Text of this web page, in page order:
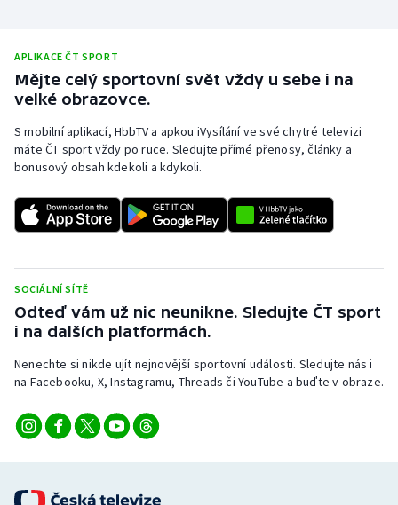
Ragby
Rychlobruslení
Rychlostní kanoistika
Short track
Stolní tenis
Triatlon
Veslování
Vodní slalom
Volejbal
APLIKACE ČT SPORT
Mějte celý sportovní svět vždy u sebe i na
velké obrazovce.
S mobilní aplikací, HbbTV a apkou iVysílání ve své chytré televizi
máte ČT sport vždy po ruce. Sledujte přímé přenosy, články a
bonusový obsah kdekoli a kdykoli.
SOCIÁLNÍ SÍTĚ
Odteď vám už nic neunikne. Sledujte ČT sport
i na dalších platformách.
Nenechte si nikde ujít nejnovější sportovní události. Sledujte nás i
na Facebooku, X, Instagramu, Threads či YouTube a buďte v obraze.